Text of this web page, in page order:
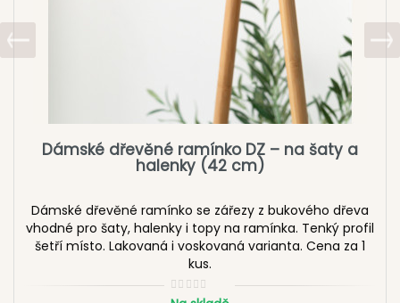
Dámské dřevěné ramínko DZ – na šaty a
halenky (42 cm)
Dámské dřevěné ramínko se zářezy z bukového dřeva
vhodné pro šaty, halenky i topy na ramínka. Tenký profil
šetří místo. Lakovaná i voskovaná varianta. Cena za 1
kus.